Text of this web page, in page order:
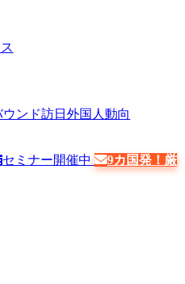
ウンド訪日外国人動向
セミナー開催中
9カ国発！厳